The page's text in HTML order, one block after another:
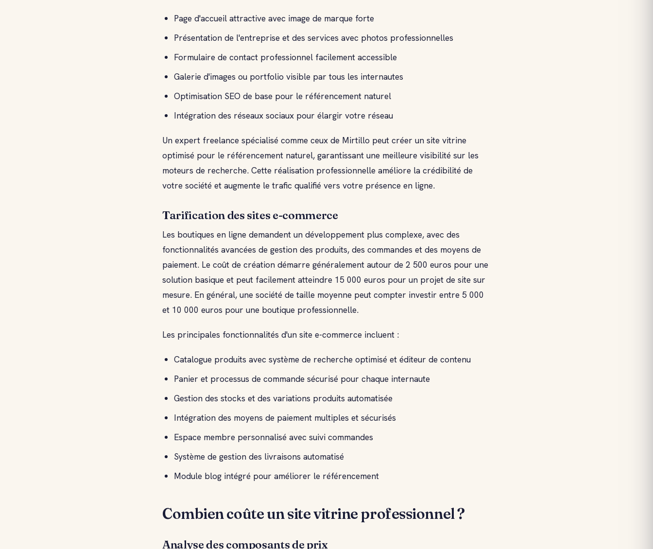
Page d'accueil attractive avec image de marque forte
Présentation de l'entreprise et des services avec photos professionnelles
Formulaire de contact professionnel facilement accessible
Galerie d'images ou portfolio visible par tous les internautes
Optimisation SEO de base pour le référencement naturel
Intégration des réseaux sociaux pour élargir votre réseau
Un expert freelance spécialisé comme ceux de Mirtillo peut créer un site vitrine
optimisé pour le référencement naturel, garantissant une meilleure visibilité sur les
moteurs de recherche. Cette réalisation professionnelle améliore la crédibilité de
votre société et augmente le trafic qualifié vers votre présence en ligne.
Tarification des sites e-commerce
Les boutiques en ligne demandent un développement plus complexe, avec des
fonctionnalités avancées de gestion des produits, des commandes et des moyens de
paiement. Le coût de création démarre généralement autour de 2 500 euros pour une
solution basique et peut facilement atteindre 15 000 euros pour un projet de site sur
mesure. En général, une société de taille moyenne peut compter investir entre 5 000
et 10 000 euros pour une boutique professionnelle.
Les principales fonctionnalités d'un site e-commerce incluent :
Catalogue produits avec système de recherche optimisé et éditeur de contenu
Panier et processus de commande sécurisé pour chaque internaute
Gestion des stocks et des variations produits automatisée
Intégration des moyens de paiement multiples et sécurisés
Espace membre personnalisé avec suivi commandes
Système de gestion des livraisons automatisé
Module blog intégré pour améliorer le référencement
Combien coûte un site vitrine professionnel ?
Analyse des composants de prix